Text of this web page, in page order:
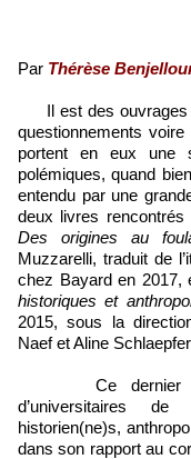
Par Thérèse
Il est des ouvrages
questionnements
portent en eux une
polémiques, quand
entendu par une
deux livres rencontrés
Des origines au
Muzzarelli, traduit de
chez Bayard en 2017,
historiques et
2015, sous la
Naef et Aline
Ce dernier
d’universitaires de
historien(ne)s,
dans son rapport au